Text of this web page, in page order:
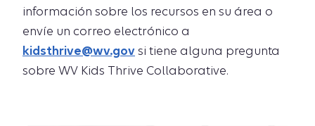
información sobre los recursos en su área o
envíe un correo electrónico a
kidsthrive@wv.gov si tiene alguna pregunta
sobre WV Kids Thrive Collaborative.